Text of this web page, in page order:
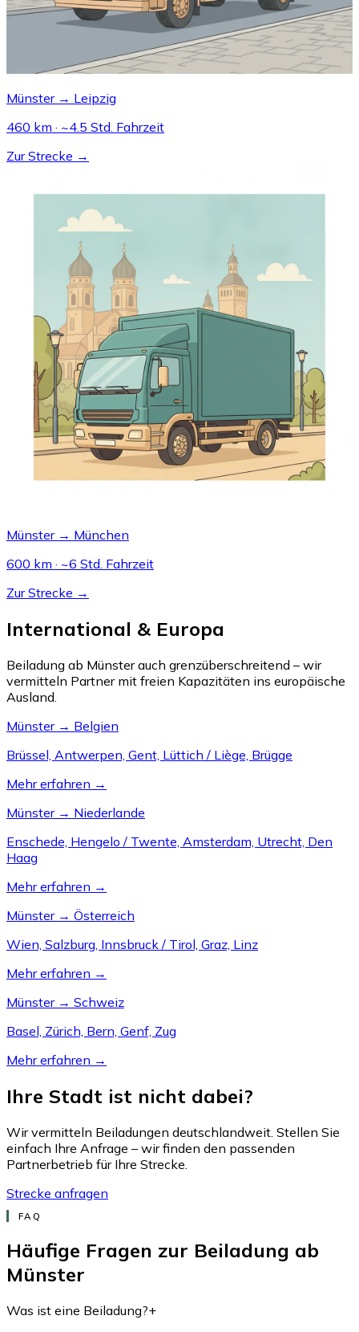
Münster → Leipzig
460 km · ~4.5 Std. Fahrzeit
Zur Strecke →
Münster → München
600 km · ~6 Std. Fahrzeit
Zur Strecke →
International & Europa
Beiladung ab Münster auch grenzüberschreitend – wir
vermitteln Partner mit freien Kapazitäten ins europäische
Ausland.
Münster → Belgien
Brüssel, Antwerpen, Gent, Lüttich / Liège, Brügge
Mehr erfahren →
Münster → Niederlande
Enschede, Hengelo / Twente, Amsterdam, Utrecht, Den
Haag
Mehr erfahren →
Münster → Österreich
Wien, Salzburg, Innsbruck / Tirol, Graz, Linz
Mehr erfahren →
Münster → Schweiz
Basel, Zürich, Bern, Genf, Zug
Mehr erfahren →
Ihre Stadt ist nicht dabei?
Wir vermitteln Beiladungen deutschlandweit. Stellen Sie
einfach Ihre Anfrage – wir finden den passenden
Partnerbetrieb für Ihre Strecke.
Strecke anfragen
FAQ
Häufige Fragen zur Beiladung ab
Münster
Was ist eine Beiladung?+